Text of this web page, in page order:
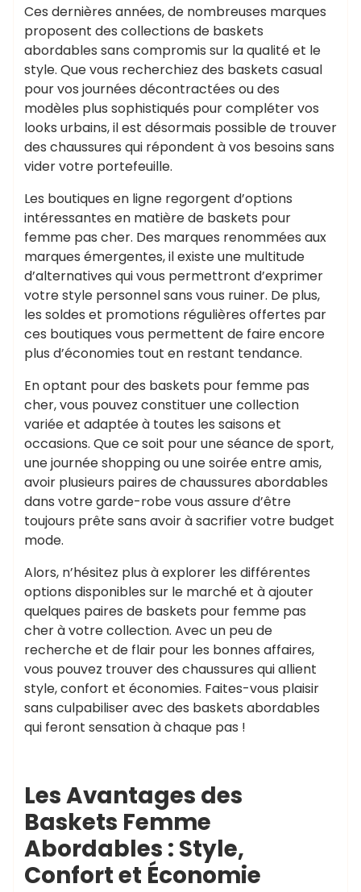
Ces dernières années, de nombreuses marques
proposent des collections de baskets
abordables sans compromis sur la qualité et le
style. Que vous recherchiez des baskets casual
pour vos journées décontractées ou des
modèles plus sophistiqués pour compléter vos
looks urbains, il est désormais possible de trouver
des chaussures qui répondent à vos besoins sans
vider votre portefeuille.
Les boutiques en ligne regorgent d’options
intéressantes en matière de baskets pour
femme pas cher. Des marques renommées aux
marques émergentes, il existe une multitude
d’alternatives qui vous permettront d’exprimer
votre style personnel sans vous ruiner. De plus,
les soldes et promotions régulières offertes par
ces boutiques vous permettent de faire encore
plus d’économies tout en restant tendance.
En optant pour des baskets pour femme pas
cher, vous pouvez constituer une collection
variée et adaptée à toutes les saisons et
occasions. Que ce soit pour une séance de sport,
une journée shopping ou une soirée entre amis,
avoir plusieurs paires de chaussures abordables
dans votre garde-robe vous assure d’être
toujours prête sans avoir à sacrifier votre budget
mode.
Alors, n’hésitez plus à explorer les différentes
options disponibles sur le marché et à ajouter
quelques paires de baskets pour femme pas
cher à votre collection. Avec un peu de
recherche et de flair pour les bonnes affaires,
vous pouvez trouver des chaussures qui allient
style, confort et économies. Faites-vous plaisir
sans culpabiliser avec des baskets abordables
qui feront sensation à chaque pas !
Les Avantages des
Baskets Femme
Abordables : Style,
Confort et Économie